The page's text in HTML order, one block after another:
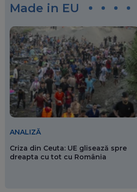
Made in EU
ANALIZĂ
Criza din Ceuta: UE glisează spre
dreapta cu tot cu România